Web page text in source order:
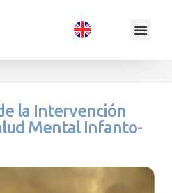
la Intervención
Mental Infanto-